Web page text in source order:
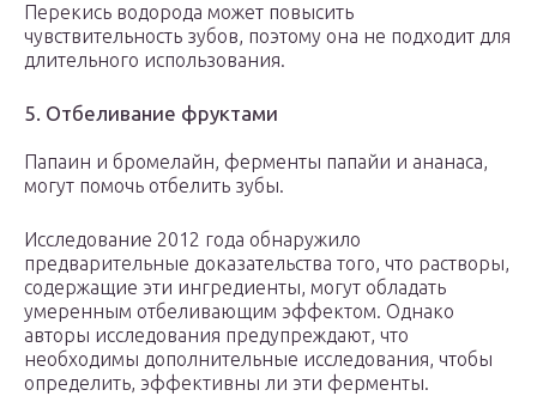
Перекись водорода может повысить
чувствительность зубов, поэтому она не подходит для
длительного использования.
5. Отбеливание фруктами
Папаин и бромелайн, ферменты папайи и ананаса,
могут помочь отбелить зубы.
Исследование 2012 года обнаружило
предварительные доказательства того, что растворы,
содержащие эти ингредиенты, могут обладать
умеренным отбеливающим эффектом. Однако
авторы исследования предупреждают, что
необходимы дополнительные исследования, чтобы
определить, эффективны ли эти ферменты.